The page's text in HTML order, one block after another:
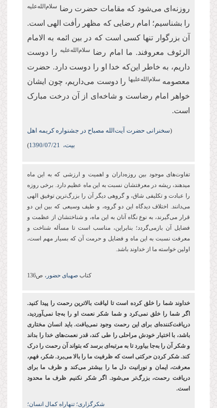
روزنه‌ای می‌شود که مقامات حضرت رضا سلام‌الله‌علیه
را بشناسیم؛ امام رضایی که مظهر رأفت الهی است.
آن بزرگوار تنها کسی است که در بین ائمه به الامام
الرئوف معروفند. ما امام رضا سلام‌الله‌علیه را دوست
داریم، به خاطر این‌که خدا او را دوست دارد. حضرت
معصومه سلام‌الله‌علیها را دوست می‌داریم، چون ایشان
خواهر امام رضاست و شاخه‌ای از آن درخت مبارک
است.
(سخنرانی حضرت آیت‌الله مصباح در جشنواره کریمه اهل
بیت،
1390/07/21
)
تفاوت‌های موجود بین روزه‌‏داران و اهمیت و ارزشی كه به این ماه
می‏دهند، ریشه در معرفتشان نسبت به این ماه عظیم دارد. برخی روزه
را عبادت و تكلیفی شاق، و گروهی دیگر آن را بزرگ‌ترین توفیق الهی
می‌دانند. اختلاف دیدگاه این دو گروه، و طیف وسیعی که بین این دو
قرار می‌گیرند، به نوع نگاه آنان به این ماه، و شناختشان از عظمت و
فضایل آن بازمی‌گردد؛ بنابراین، مناسب است تا مسأله شناخت و
معرفت نسبت به این ماه و فضایل و حرمت آن که بسیار مهم است،
اولین خواسته ما از خداوند باشد.
کتاب صهبای حضور، ص136
خداوند شما را خلق کرده ‌است تا لیاقت بالاترین رحمت را پیدا کنید.
اگر شما را خلق نمی‌کرد و شما شکر نعمت او را به‌جا نمی‌آوردید،
دریافت‌کننده‌ای برای این رحمت وجود نمی‌یافت. باید انسان مختاری
باشد، با اختیار خودش مراحلی را طی کند، قدر نعمت‌های خدا را بداند
و شکر آن را به‌جا بیاورد تا به مرتبه‌ای برسد که بتواند آن رحمت را درک
کند. شکر کردن حرکتی است که ظرفیت ما را بالا می‌برد. شکر، فهم،
معرفت، ایمان و نورانیت دل ما را بیشتر می‌کند و ظرف ما برای
دریافت رحمت، بزرگ‌تر می‌شود. اگر شکر نکنیم ظرف ما محدود
است.
شکرگزاری؛ تنهاراه کمال انسان؛